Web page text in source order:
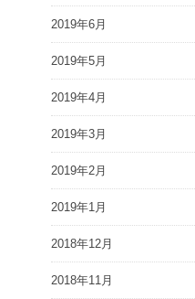
2019年6月
2019年5月
2019年4月
2019年3月
2019年2月
2019年1月
2018年12月
2018年11月